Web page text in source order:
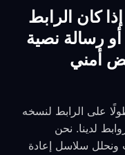
كان الرابط
رسالة نصية
أمني
على الرابط لنسخه
لدينا. نحن
ونحلل سلاسل إعادة